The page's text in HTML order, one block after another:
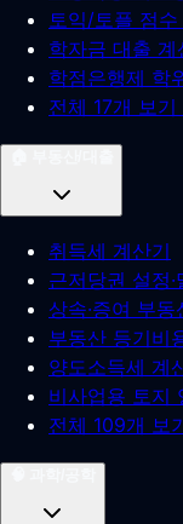
토익/토플 점수
학자금 대출 계
학점은행제 학
전체 17개 보
취득세 계산기
근저당권 설정
상속·증여 부
부동산 등기비
양도소득세 계
비사업용 토지
전체 109개 보